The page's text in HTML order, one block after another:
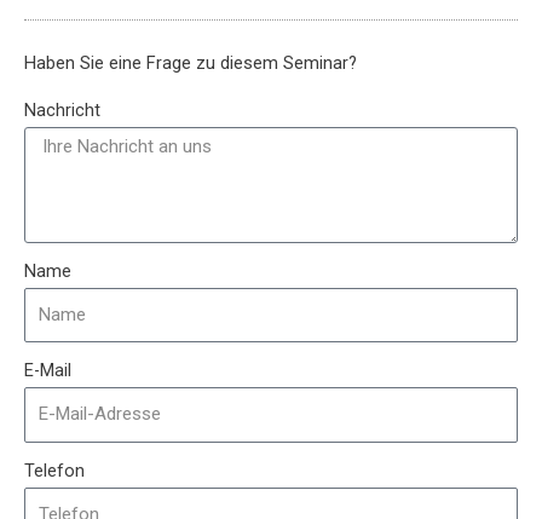
Haben Sie eine Frage zu diesem Seminar?
Nachricht
Name
E-Mail
Telefon